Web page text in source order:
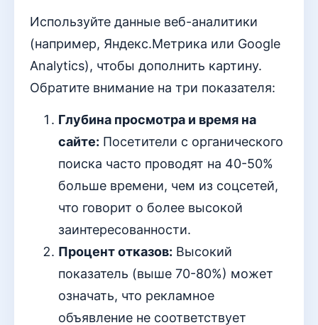
Используйте данные веб-аналитики
(например, Яндекс.Метрика или Google
Analytics), чтобы дополнить картину.
Обратите внимание на три показателя:
Глубина просмотра и время на
сайте: Посетители с органического
поиска часто проводят на 40-50%
больше времени, чем из соцсетей,
что говорит о более высокой
заинтересованности.
Процент отказов: Высокий
показатель (выше 70-80%) может
означать, что рекламное
объявление не соответствует